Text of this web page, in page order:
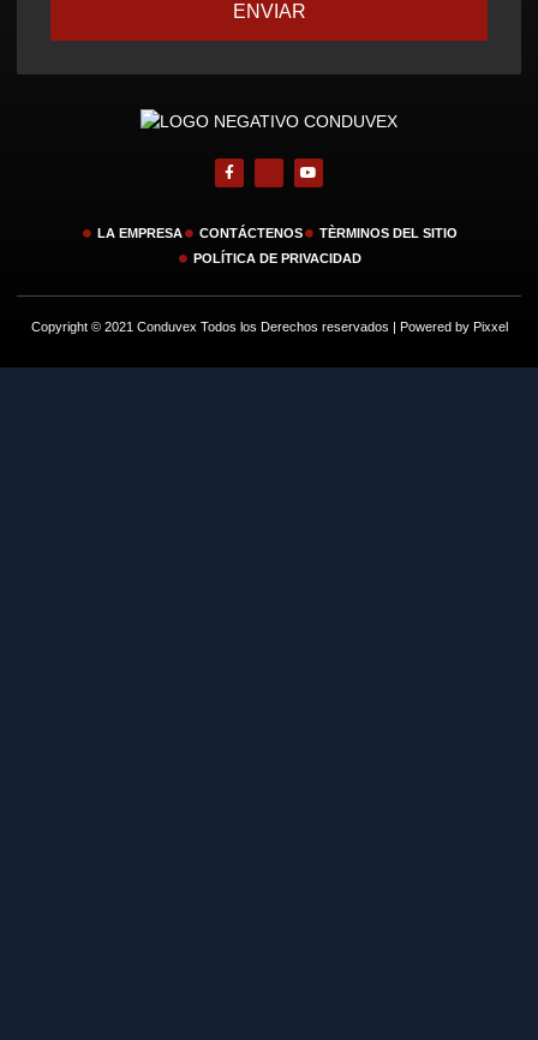
ENVIAR
LA EMPRESA CONTÁCTENOS
TÈRMINOS DEL SITIO
POLÍTICA DE PRIVACIDAD
Copyright © 2021 Conduvex Todos los Derechos reservados | Powered by Pixxel